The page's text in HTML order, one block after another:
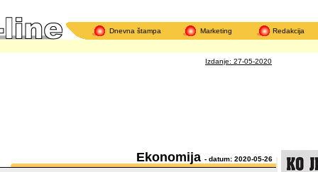
Dnevna štampa Marketing Redakcija
Izdanje: 27-05-2020
Ekonomija - datum: 2020-05-26